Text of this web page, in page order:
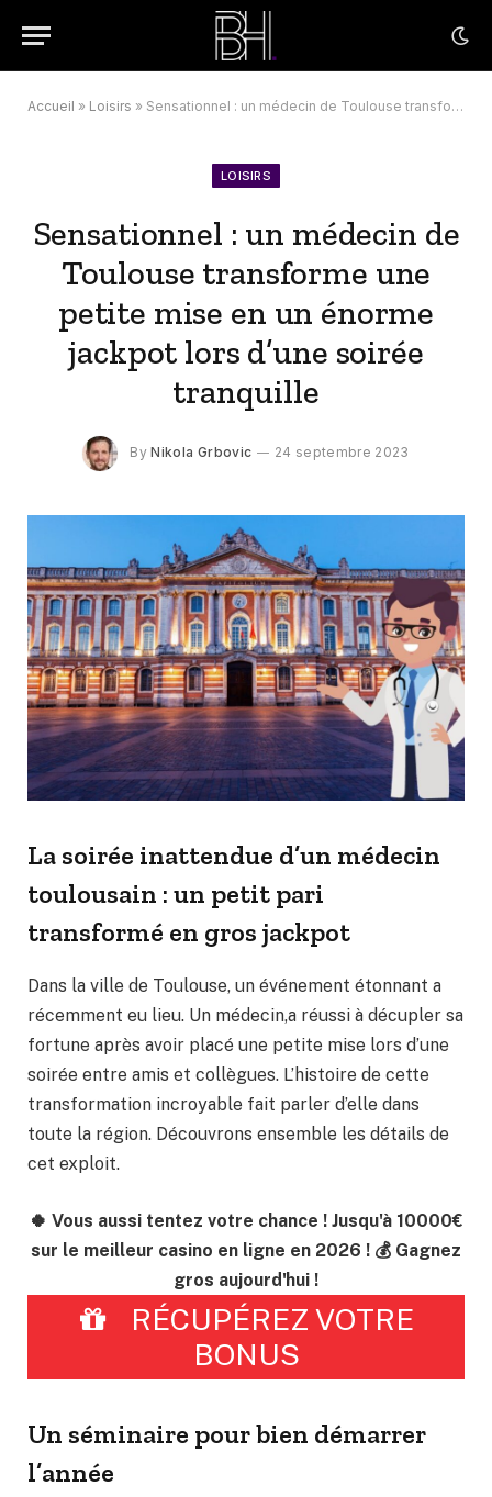
Accueil » Loisirs » Sensationnel : un médecin de Toulouse transforme une petite mise en un énorme jackpot lors d’une soirée tranquille
LOISIRS
Sensationnel : un médecin de
Toulouse transforme une
petite mise en un énorme
jackpot lors d’une soirée
tranquille
By Nikola Grbovic 24 septembre 2023
La soirée inattendue d’un médecin
toulousain : un petit pari
transformé en gros jackpot
Dans la ville de Toulouse, un événement étonnant a
récemment eu lieu. Un médecin,a réussi à décupler sa
fortune après avoir placé une petite mise lors d’une
soirée entre amis et collègues. L’histoire de cette
transformation incroyable fait parler d’elle dans
toute la région. Découvrons ensemble les détails de
cet exploit.
🍀 Vous aussi tentez votre chance ! Jusqu'à 10000€
sur le meilleur casino en ligne en 2026 ! 💰 Gagnez
gros aujourd'hui !
RÉCUPÉREZ VOTRE
BONUS
Un séminaire pour bien démarrer
l’année